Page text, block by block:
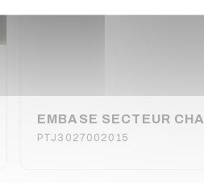
EMBASE SECTEUR
PTJ3027002015